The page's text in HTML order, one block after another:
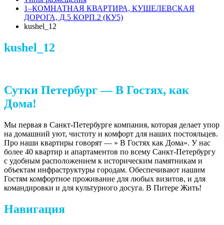
1–КОМНАТНАЯ КВАРТИРА, КУШЕЛЕВСКАЯ
ДОРОГА, Д.5 КОРП.2 (КУ5)
kushel_12
kushel_12
Сутки Петербург — В Гостях, как
Дома!
Мы первая в Санкт-Петербурге компания, которая делает упор
на домашний уют, чистоту и комфорт для наших постояльцев.
Про наши квартиры говорят — » В Гостях как Дома». У нас
более 40 квартир и апартаментов по всему Санкт-Петербургу
с удобным расположением к историческим памятникам и
объектам инфраструктуры городам. Обеспечивают нашим
Гостям комфортное проживание для любых визитов, и для
командировки и для культурного досуга. В Питере Жить!
Навигация